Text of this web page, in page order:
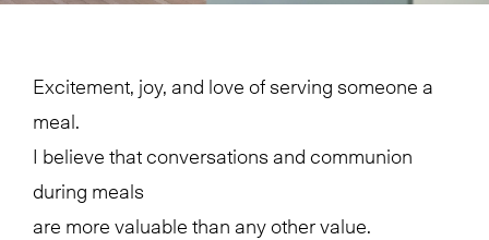
Excitement, joy, and love of serving someone a
meal.
I believe that conversations and communion
during meals
are more valuable than any other value.